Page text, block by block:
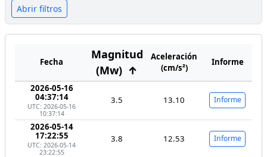
Abrir filtros
Fecha
Magnitud
(Mw) ↑
Aceleración
(cm/s²)
Informe
2026-05-16
04:37:14
UTC: 2026-05-16
10:37:14
3.5 13.10 Informe
2026-05-14
17:22:55
UTC: 2026-05-14
23:22:55
3.8 12.53 Informe